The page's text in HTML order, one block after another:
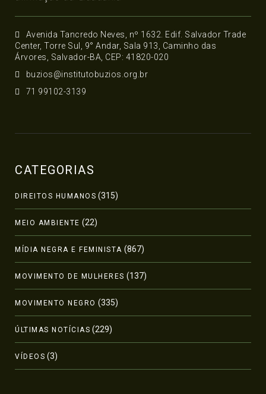
Avenida Tancredo Neves, nº 1632. Edif. Salvador Trade
Center, Torre Sul, 9° Andar, Sala 913, Caminho das
Árvores, Salvador-BA, CEP: 41820-020
buzios@institutobuzios.org.br
71 99102-3139
CATEGORIAS
DIREITOS HUMANOS (315)
MEIO AMBIENTE (22)
MÍDIA NEGRA E FEMINISTA (867)
MOVIMENTO DE MULHERES (137)
MOVIMENTO NEGRO (335)
ÚLTIMAS NOTÍCIAS (229)
VÍDEOS (3)